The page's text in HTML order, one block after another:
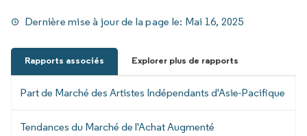
Dernière mise à jour de la page le: Mai 16, 2025
Rapports associés Explorer plus de rapports
Part de Marché des Artistes Indépendants d'Asie-Pacifique
Tendances du Marché de l'Achat Augmenté